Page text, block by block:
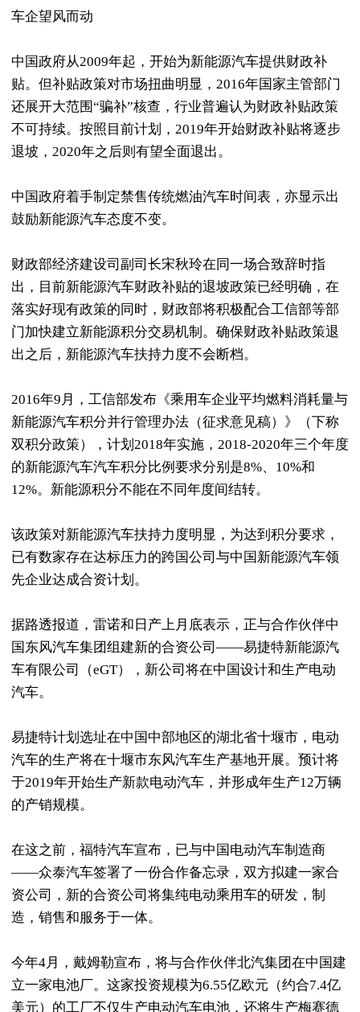
车企望风而动
中国政府从2009年起，开始为新能源汽车提供财政补
贴。但补贴政策对市场扭曲明显，2016年国家主管部门
还展开大范围“骗补”核查，行业普遍认为财政补贴政策
不可持续。按照目前计划，2019年开始财政补贴将逐步
退坡，2020年之后则有望全面退出。
中国政府着手制定禁售传统燃油汽车时间表，亦显示出
鼓励新能源汽车态度不变。
财政部经济建设司副司长宋秋玲在同一场合致辞时指
出，目前新能源汽车财政补贴的退坡政策已经明确，在
落实好现有政策的同时，财政部将积极配合工信部等部
门加快建立新能源积分交易机制。确保财政补贴政策退
出之后，新能源汽车扶持力度不会断档。
2016年9月，工信部发布《乘用车企业平均燃料消耗量与
新能源汽车积分并行管理办法（征求意见稿）》（下称
双积分政策），计划2018年实施，2018-2020年三个年度
的新能源汽车汽车积分比例要求分别是8%、10%和
12%。新能源积分不能在不同年度间结转。
该政策对新能源汽车扶持力度明显，为达到积分要求，
已有数家存在达标压力的跨国公司与中国新能源汽车领
先企业达成合资计划。
据路透报道，雷诺和日产上月底表示，正与合作伙伴中
国东风汽车集团组建新的合资公司——易捷特新能源汽
车有限公司（eGT），新公司将在中国设计和生产电动
汽车。
易捷特计划选址在中国中部地区的湖北省十堰市，电动
汽车的生产将在十堰市东风汽车生产基地开展。预计将
于2019年开始生产新款电动汽车，并形成年生产12万辆
的产销规模。
在这之前，福特汽车宣布，已与中国电动汽车制造商
——众泰汽车签署了一份合作备忘录，双方拟建一家合
资公司，新的合资公司将集纯电动乘用车的研发，制
造，销售和服务于一体。
今年4月，戴姆勒宣布，将与合作伙伴北汽集团在中国建
立一家电池厂。这家投资规模为6.55亿欧元（约合7.4亿
美元）的工厂不仅生产电动汽车电池，还将生产梅赛德